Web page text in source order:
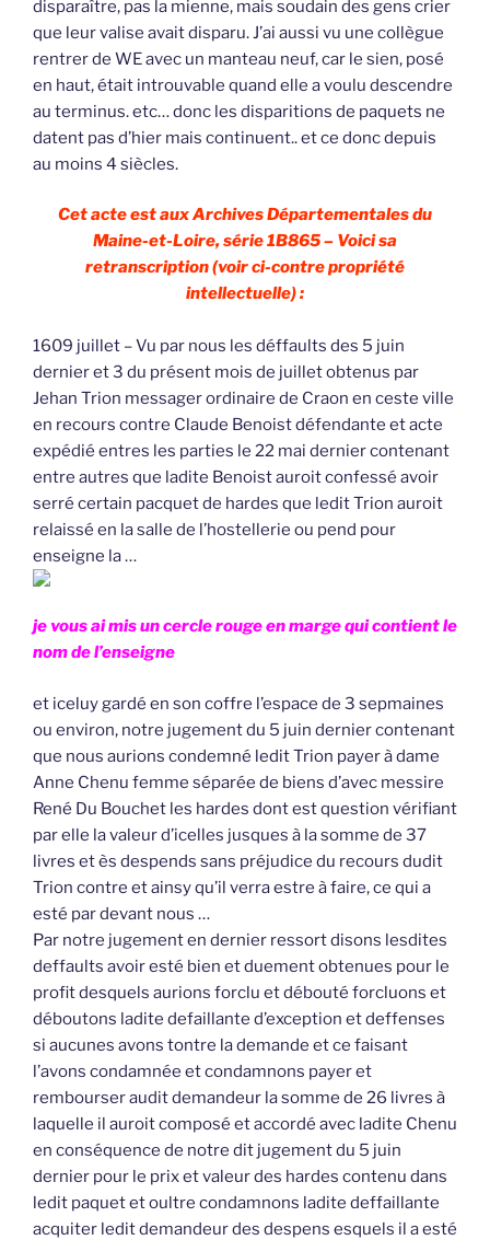
disparaître, pas la mienne, mais soudain des gens crier
que leur valise avait disparu. J’ai aussi vu une collègue
rentrer de WE avec un manteau neuf, car le sien, posé
en haut, était introuvable quand elle a voulu descendre
au terminus. etc… donc les disparitions de paquets ne
datent pas d’hier mais continuent.. et ce donc depuis
au moins 4 siècles.
Cet acte est aux Archives Départementales du
Maine-et-Loire, série 1B865 – Voici sa
retranscription (voir ci-contre propriété
intellectuelle) :
1609 juillet – Vu par nous les déffaults des 5 juin
dernier et 3 du présent mois de juillet obtenus par
Jehan Trion messager ordinaire de Craon en ceste ville
en recours contre Claude Benoist défendante et acte
expédié entres les parties le 22 mai dernier contenant
entre autres que ladite Benoist auroit confessé avoir
serré certain pacquet de hardes que ledit Trion auroit
relaissé en la salle de l’hostellerie ou pend pour
enseigne la …
je vous ai mis un cercle rouge en marge qui contient le
nom de l’enseigne
et iceluy gardé en son coffre l’espace de 3 sepmaines
ou environ, notre jugement du 5 juin dernier contenant
que nous aurions condemné ledit Trion payer à dame
Anne Chenu femme séparée de biens d’avec messire
René Du Bouchet les hardes dont est question vérifiant
par elle la valeur d’icelles jusques à la somme de 37
livres et ès despends sans préjudice du recours dudit
Trion contre et ainsy qu’il verra estre à faire, ce qui a
esté par devant nous …
Par notre jugement en dernier ressort disons lesdites
deffaults avoir esté bien et duement obtenues pour le
profit desquels aurions forclu et débouté forcluons et
déboutons ladite defaillante d’exception et deffenses
si aucunes avons tontre la demande et ce faisant
l’avons condamnée et condamnons payer et
rembourser audit demandeur la somme de 26 livres à
laquelle il auroit composé et accordé avec ladite Chenu
en conséquence de notre dit jugement du 5 juin
dernier pour le prix et valeur des hardes contenu dans
ledit paquet et oultre condamnons ladite deffaillante
acquiter ledit demandeur des despens esquels il a esté